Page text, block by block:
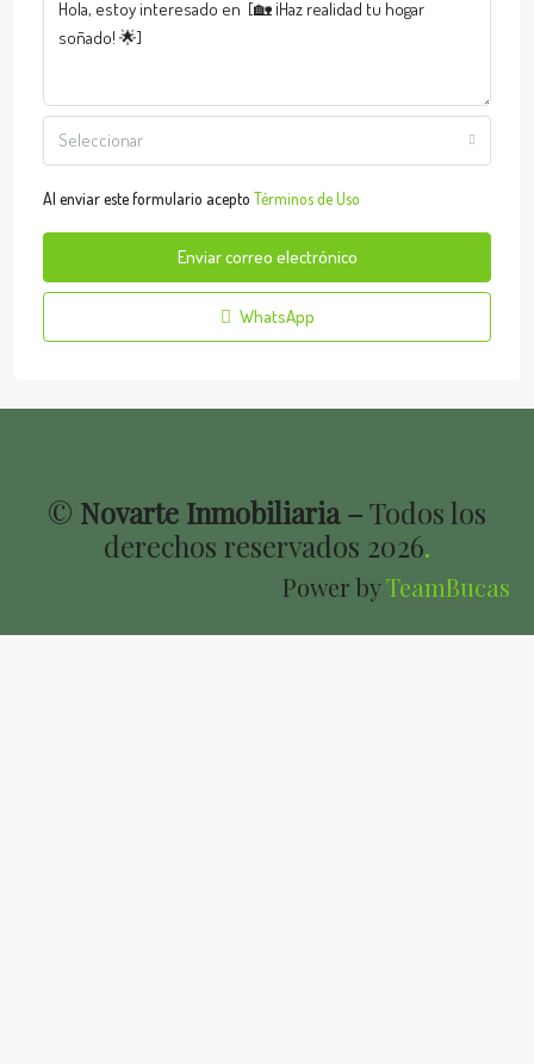
Seleccionar
Al enviar este formulario acepto Términos de Uso
Enviar correo electrónico
WhatsApp
© Novarte Inmobiliaria –Todos los
derechos reservados 2026.
Power byTeamBucas